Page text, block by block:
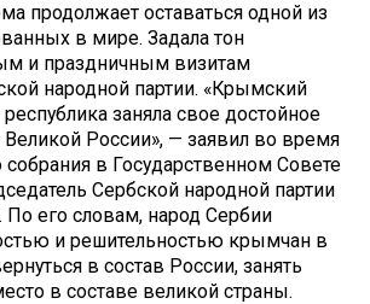
продолжает оставаться одной из
в мире. Задала тон
и праздничным визитам
народной партии. «Крым­ский
заняла свое достойное
Великой России», — заявил во время
в Государственном Совете
Сербской народной партии
. По его словам, народ Сербии
и решительностью крымчан в
в состав России, занять
в составе великой страны.